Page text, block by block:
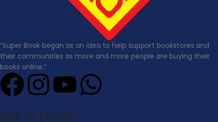
“Super Book began as an idea to help support bookstores and
their communities as more and more people are buying their
books online.”
Get In Touch